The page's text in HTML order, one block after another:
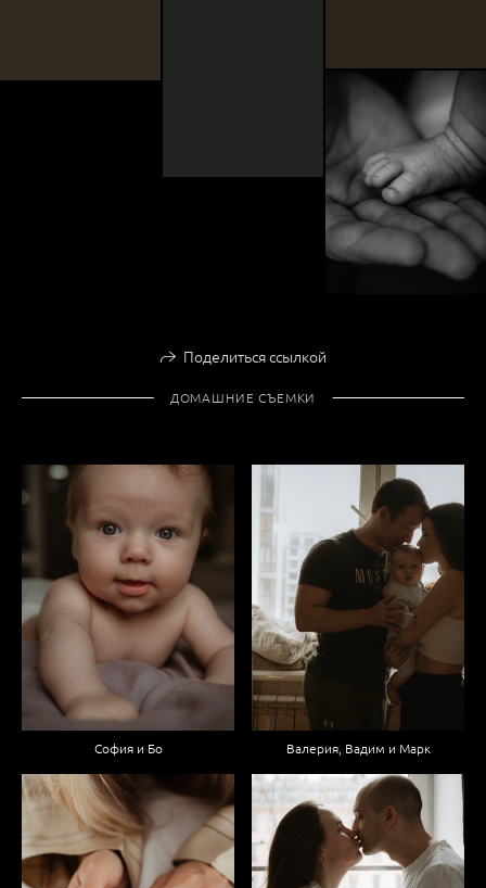
Поделиться ссылкой
ДОМАШНИЕ СЪЕМКИ
София и Бо Валерия, Вадим и Марк